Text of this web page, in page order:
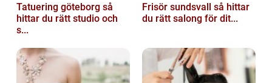
Tatuering göteborg så
hittar du rätt studio och
s...
Frisör sundsvall så hittar
du rätt salong för dit...